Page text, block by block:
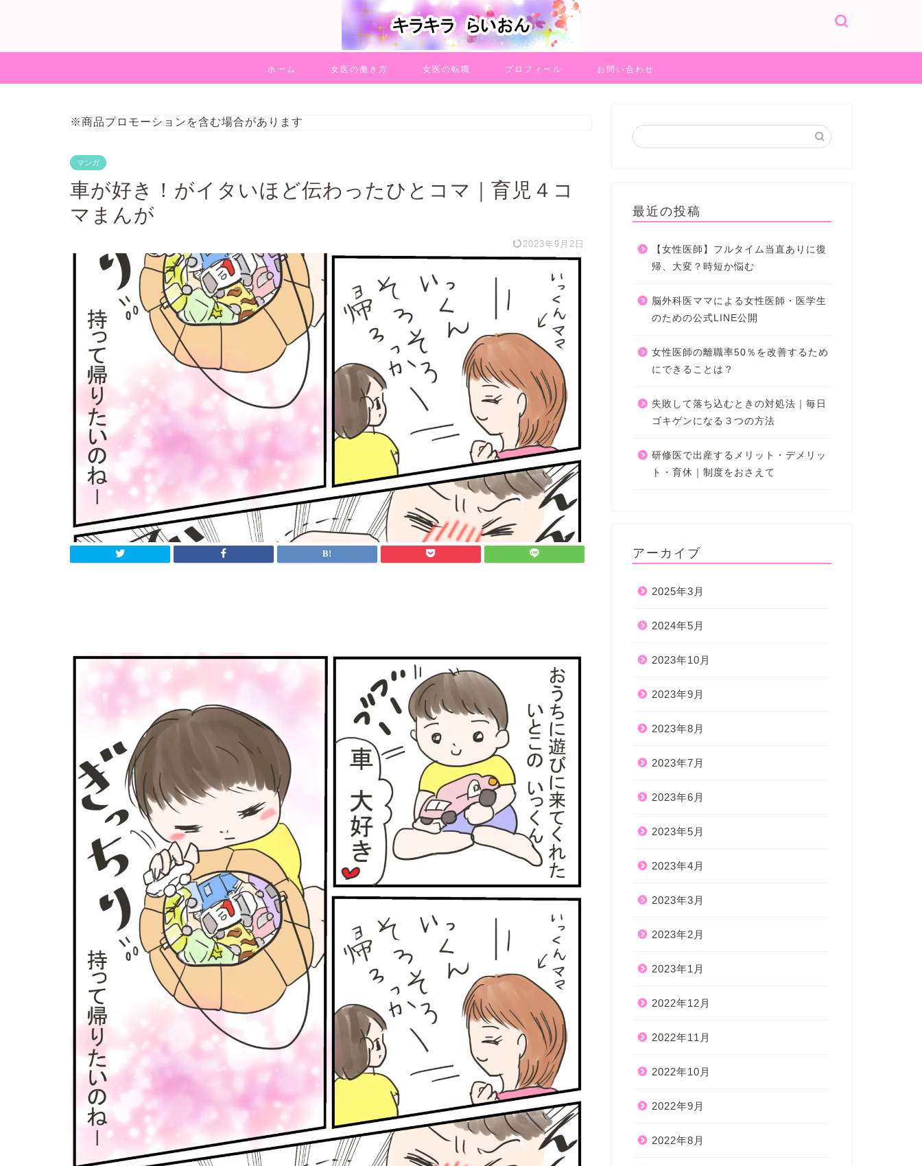
ホーム 女医の働き方 女医の転職 プロフィール お問い合わせ
※商品プロモーションを含む場合があります
マンガ
車が好き！がイタいほど伝わったひとコマ｜育児４コ
マまんが
2023年9月2日
最近の投稿
【女性医師】フルタイム当直ありに復
帰、大変？時短か悩む
脳外科医ママによる女性医師・医学生
のための公式LINE公開
女性医師の離職率50％を改善するため
にできることは？
失敗して落ち込むときの対処法｜毎日
ゴキゲンになる３つの方法
研修医で出産するメリット・デメリッ
ト・育休｜制度をおさえて
アーカイブ
2025年3月
2024年5月
2023年10月
2023年9月
2023年8月
2023年7月
2023年6月
2023年5月
2023年4月
2023年3月
2023年2月
2023年1月
2022年12月
2022年11月
2022年10月
2022年9月
2022年8月